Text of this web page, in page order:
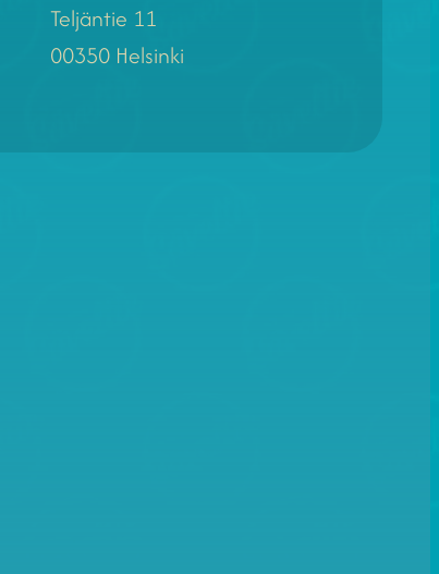
Teljäntie 11
00350 Helsinki